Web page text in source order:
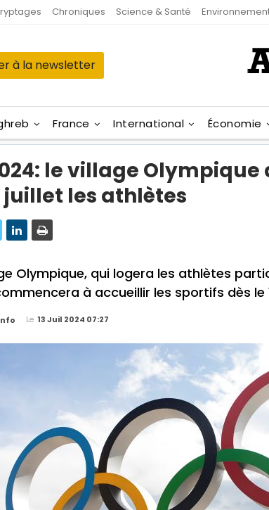
Chroniques Science & Santé
à la newsletter
France International Économie
le village
juillet les athlètes
Olympique, qui logera les athlètes
à accueillir les sportifs dès le
Le 13 Juil 2024 07:27